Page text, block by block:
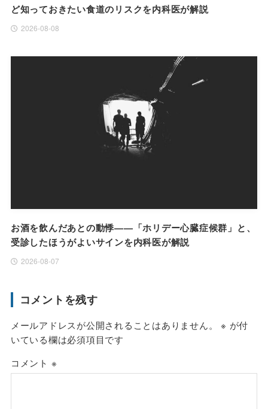
ど知っておきたい食道のリスクを内科医が解説
2026-08-08
お酒を飲んだあとの動悸——「ホリデー心臓症候群」と、
受診したほうがよいサインを内科医が解説
2026-08-07
コメントを残す
メールアドレスが公開されることはありません。 ※ が付
いている欄は必須項目です
コメント ※